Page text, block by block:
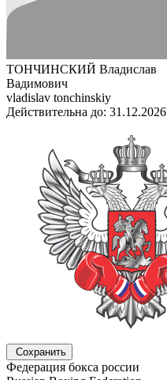
ТОНЧИНСКИЙ Владислав
Вадимович
vladislav tonchinskiy
Действительна до: 31.12.2026
Сохранить
Федерация бокса россии